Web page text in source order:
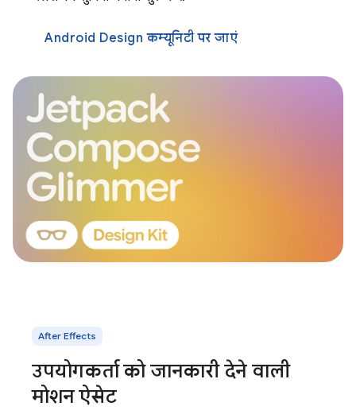
Android Design कम्यूनिटी पर जाएं
After Effects
उपयोगकर्ता को जानकारी देने वाली
मोशन ऐसेट